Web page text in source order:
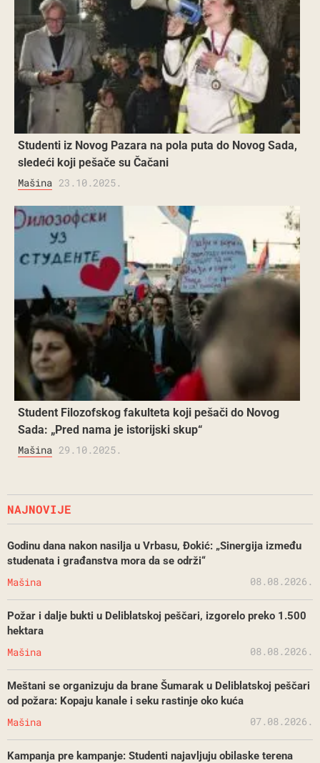
Studenti iz Novog Pazara na pola puta do Novog Sada,
sledeći koji pešače su Čačani
Mašina 23.10.2025.
Student Filozofskog fakulteta koji pešači do Novog
Sada: „Pred nama je istorijski skup“
Mašina 29.10.2025.
NAJNOVIJE
Godinu dana nakon nasilja u Vrbasu, Đokić: „Sinergija između
studenata i građanstva mora da se održi“
Mašina 08.08.2026.
Požar i dalje bukti u Deliblatskoj peščari, izgorelo preko 1.500
hektara
Mašina 08.08.2026.
Meštani se organizuju da brane Šumarak u Deliblatskoj peščari
od požara: Kopaju kanale i seku rastinje oko kuća
Mašina 07.08.2026.
Kampanja pre kampanje: Studenti najavljuju obilaske terena